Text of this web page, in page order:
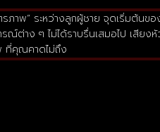
พ” ระหว่างลูกผู้ชาย จุดเริ่มต้นข
ณ์ต่าง ๆ ไม่ได้ราบรื่นเสมอไป เสีย
ที่คุณคาดไม่ถึง